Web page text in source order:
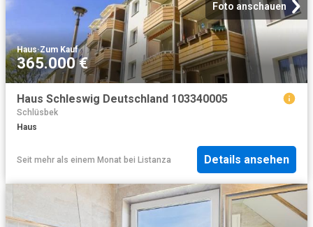
Foto anschauen
Haus·Zum Kauf
365.000 €
Haus Schleswig Deutschland 103340005
Schlüsbek
Haus
Seit mehr als einem Monat bei Listanza Details ansehen